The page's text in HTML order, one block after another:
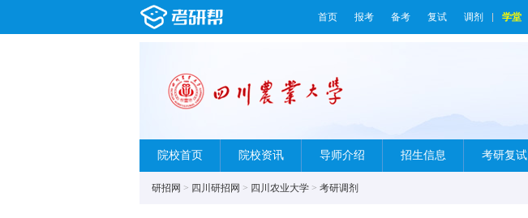
首页 报考 备考 复试 调剂 学堂
院校首页 院校资讯 导师介绍 招生信息 考研复试
研招网 > 四川研招网 > 四川农业大学 > 考研调剂